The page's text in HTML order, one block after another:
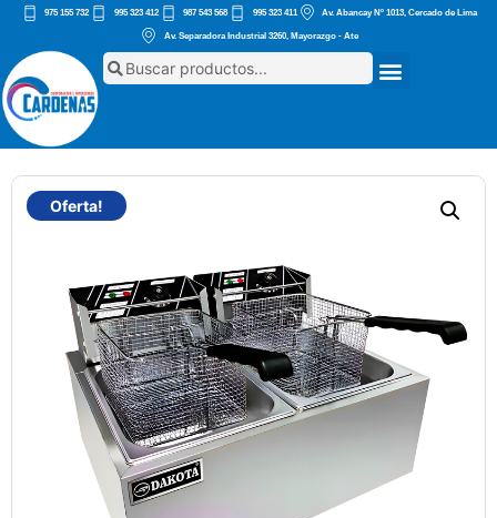
975 155 732 995 323 412 987 543 568 995 323 411 Av. Abancay Nº 1013, Cercado de Lima
Av. Separadora Industrial 3260, Mayorazgo - Ate
Oferta!